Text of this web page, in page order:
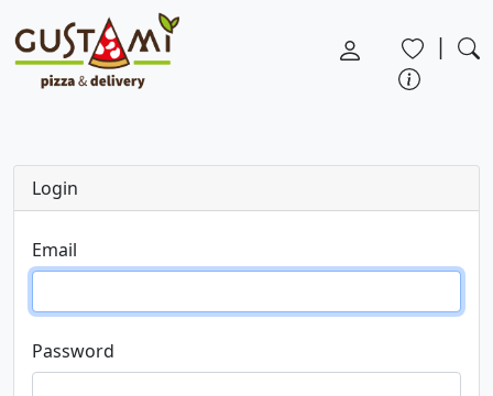
|
Login
Email
Password